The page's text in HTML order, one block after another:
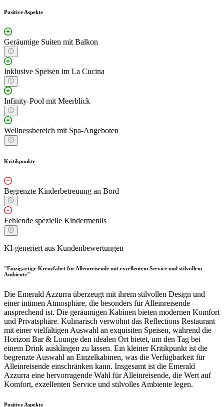
Positive Aspekte
Geräumige Suiten mit Balkon
Inklusive Speisen im La Cucina
Infinity-Pool mit Meerblick
Wellnessbereich mit Spa-Angeboten
Kritikpunkte
Begrenzte Kinderbetreuung an Bord
Fehlende spezielle Kindermenüs
KI-generiert aus Kundenbewertungen
"Einzigartige Kreuzfahrt für Alleinreisende mit exzellentem Service und stilvollem
Ambiente"
Die Emerald Azzurra überzeugt mit ihrem stilvollen Design und
einer intimen Atmosphäre, die besonders für Alleinreisende
ansprechend ist. Die geräumigen Kabinen bieten modernen Komfort
und Privatsphäre. Kulinarisch verwöhnt das Reflections Restaurant
mit einer vielfältigen Auswahl an exquisiten Speisen, während die
Horizon Bar & Lounge den idealen Ort bietet, um den Tag bei
einem Drink ausklingen zu lassen. Ein kleiner Kritikpunkt ist die
begrenzte Auswahl an Einzelkabinen, was die Verfügbarkeit für
Alleinreisende einschränken kann. Insgesamt ist die Emerald
Azzurra eine hervorragende Wahl für Alleinreisende, die Wert auf
Komfort, exzellenten Service und stilvolles Ambiente legen.
Positive Aspekte